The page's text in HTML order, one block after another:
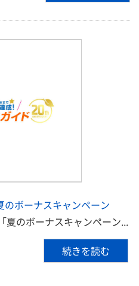
のボーナスキャンペーン
夏のボーナスキャンペーン...
続きを読む